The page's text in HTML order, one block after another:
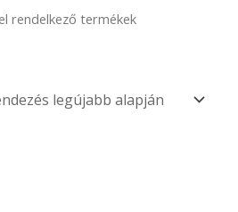
rendelkező termékek